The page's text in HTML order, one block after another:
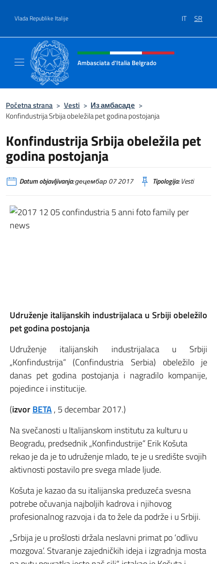
Vlada Republike Italije IT SR
Header, social and menu of site
Ambasciata d'Italia Belgrado
Početna strana > Vesti > Из амбасаде >
Konfindustrija Srbija obeležila pet godina postojanja
Konfindustrija Srbija obeležila pet
godina postojanja
Datum objavljivanja:децембар 07 2017 Tipologija:Vesti
Udruženje italijanskih industrijalaca u Srbiji obeležilo
pet godina postojanja
Udruženje italijanskih industrijalaca u Srbiji
„Konfindustrija“ (Confindustria Serbia) obeležilo je
danas pet godina postojanja i nagradilo kompanije,
pojedince i institucije.
(izvorBETA, 5 decembar 2017.)
Na svečanosti u Italijanskom institutu za kulturu u
Beogradu, predsednik „Konfindustrije“ Erik Košuta
rekao je da je to udruženje mlado, te je u središte svojih
aktivnosti postavilo pre svega mlade ljude.
Košuta je kazao da su italijanska preduzeća svesna
potrebe očuvanja najboljih kadrova i njihovog
profesionalnog razvoja i da to žele da podrže i u Srbiji.
„Srbija je u prošlosti držala neslavni primat po ‘odlivu
mozgova’. Stvaranje zajedničkih ideja i izgradnja mosta